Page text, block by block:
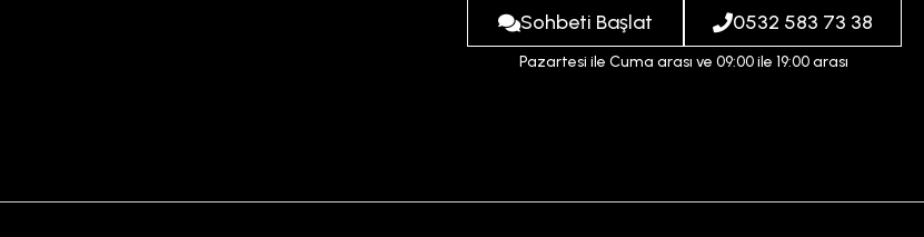
Sohbeti Başlat 0532 583 73 38
Pazartesi ile Cuma arası ve 09:00 ile 19:00 arası